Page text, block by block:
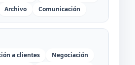
Archivo Comunicación
a clientes
Negociación